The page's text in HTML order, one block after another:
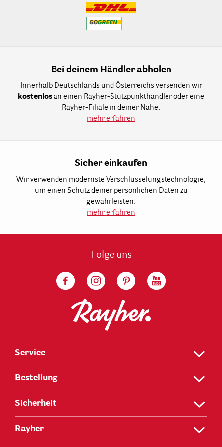
Bei deinem Händler abholen
Innerhalb Deutschlands und Österreichs versenden wir
kostenlos an einen Rayher-Stützpunkthändler oder eine
Rayher-Filiale in deiner Nähe.
mehr erfahren
Sicher einkaufen
Wir verwenden modernste Verschlüsselungstechnologie,
um einen Schutz deiner persönlichen Daten zu
gewährleisten.
mehr erfahren
Folge uns
Service
Bestellung
Sicherheit
Rayher